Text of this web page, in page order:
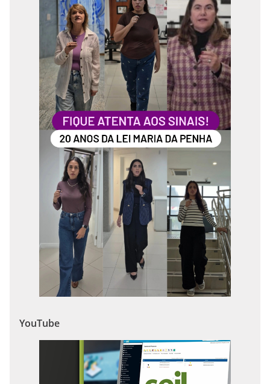
YouTube